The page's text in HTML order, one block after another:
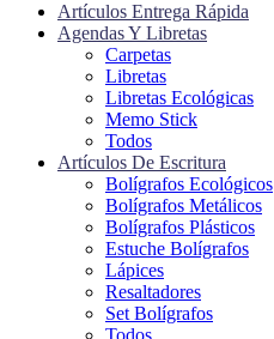
Artículos Entrega Rápida
Agendas Y Libretas
Carpetas
Libretas
Libretas Ecológicas
Memo Stick
Todos
Artículos De Escritura
Bolígrafos Ecológicos
Bolígrafos Metálicos
Bolígrafos Plásticos
Estuche Bolígrafos
Lápices
Resaltadores
Set Bolígrafos
Todos